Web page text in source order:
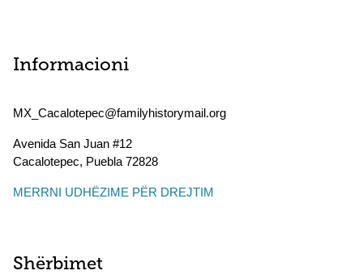
Informacioni
MX_Cacalotepec@familyhistorymail.org
Avenida San Juan #12
Cacalotepec, Puebla 72828
MERRNI UDHËZIME PËR DREJTIM
Shërbimet